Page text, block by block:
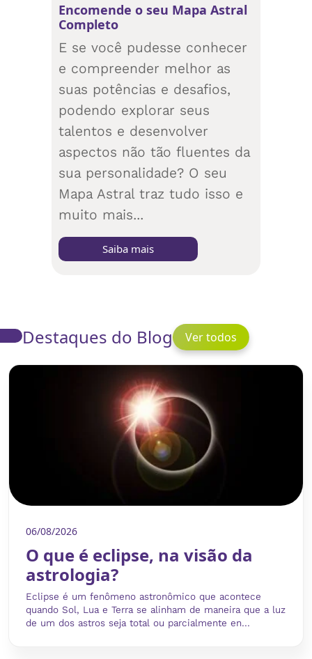
Encomende o seu Mapa Astral
Completo
E se você pudesse conhecer
e compreender melhor as
suas potências e desafios,
podendo explorar seus
talentos e desenvolver
aspectos não tão fluentes da
sua personalidade? O seu
Mapa Astral traz tudo isso e
muito mais...
Saiba mais
Destaques do Blog Ver todos
06/08/2026
O que é eclipse, na visão da
astrologia?
Eclipse é um fenômeno astronômico que acontece
quando Sol, Lua e Terra se alinham de maneira que a luz
de um dos astros seja total ou parcialmente en...